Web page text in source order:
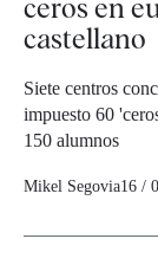
ceros en
castellano
Siete centros
impuesto 60
150 alumnos
Mikel Segovia16 /